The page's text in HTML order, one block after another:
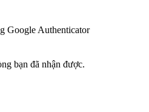
Google Authenticator
bạn đã nhận được.